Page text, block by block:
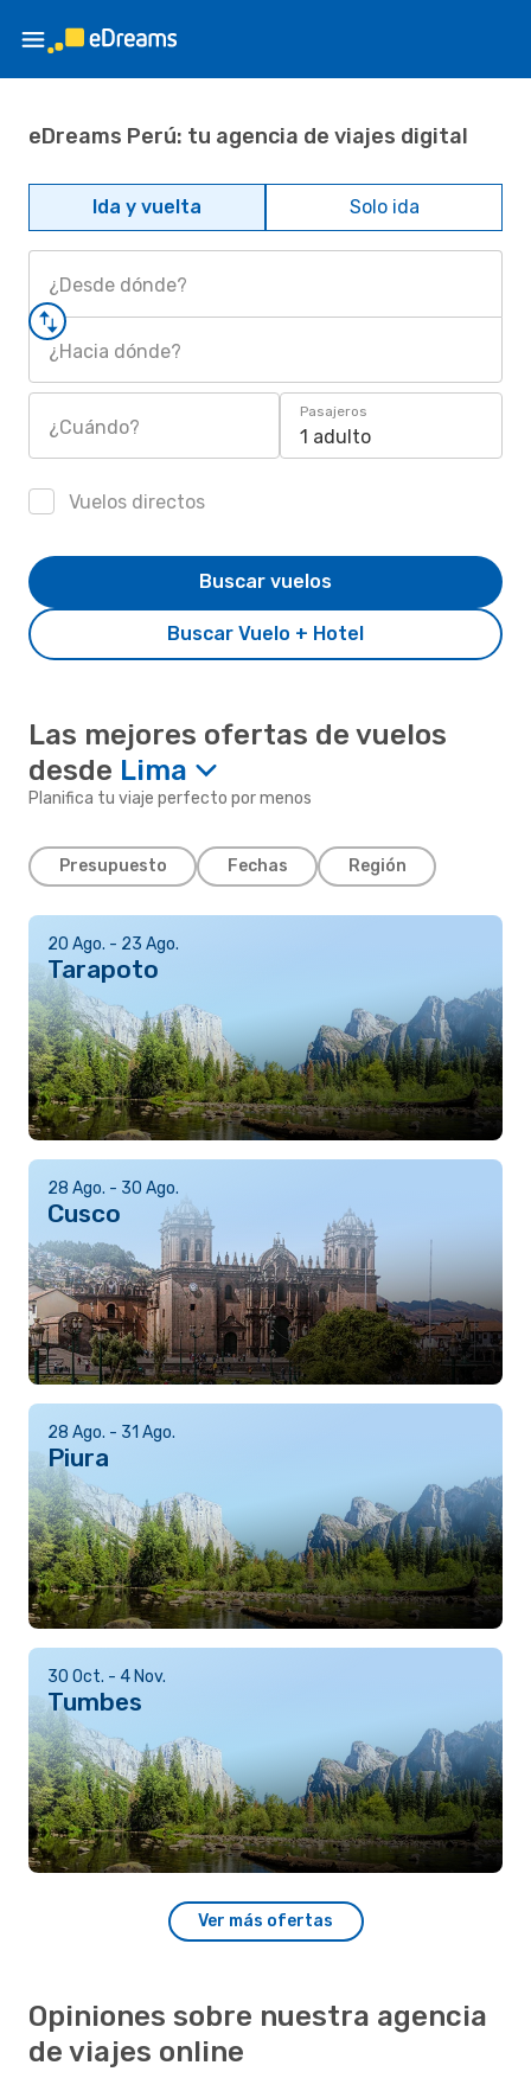
eDreams Perú: tu agencia de viajes digital
Ida y vuelta Solo ida
¿Desde dónde?
¿Hacia dónde?
¿Cuándo?
Pasajeros
1 adulto
Vuelos directos
Buscar Vuelo + Hotel
Buscar vuelos
Las mejores ofertas de vuelos
desde Lima
Planifica tu viaje perfecto por menos
Presupuesto Fechas Región
20 Ago. - 23 Ago.
Tarapoto
28 Ago. - 30 Ago.
Cusco
28 Ago. - 31 Ago.
Piura
30 Oct. - 4 Nov.
Tumbes
Ver más ofertas
Opiniones sobre nuestra agencia
de viajes online